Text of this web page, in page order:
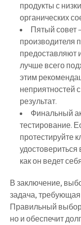
продукты с
органических
Пятый совет
производителя
предоставляют
лучше всего
этим
неприятностей
результат.
Финальный
тестирование.
протестируйте
как он ведет
В заключение,
задача,
Правильный выбор
но и обеспечит